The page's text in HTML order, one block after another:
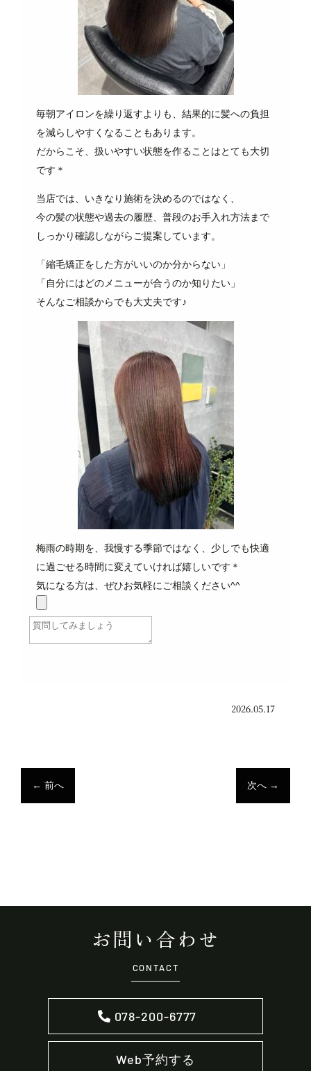
毎朝アイロンを繰り返すよりも、結果的に髪への負担
を減らしやすくなることもあります。
だからこそ、扱いやすい状態を作ることはとても大切
です＊
当店では、いきなり施術を決めるのではなく、
今の髪の状態や過去の履歴、普段のお手入れ方法まで
しっかり確認しながらご提案しています。
「縮毛矯正をした方がいいのか分からない」
「自分にはどのメニューが合うのか知りたい」
そんなご相談からでも大丈夫です♪
梅雨の時期を、我慢する季節ではなく、少しでも快適
に過ごせる時間に変えていければ嬉しいです＊
気になる方は、ぜひお気軽にご相談ください^^
2026.05.17
← 前へ 次へ →
お問い合わせ
CONTACT
078-200-6777
Web予約する